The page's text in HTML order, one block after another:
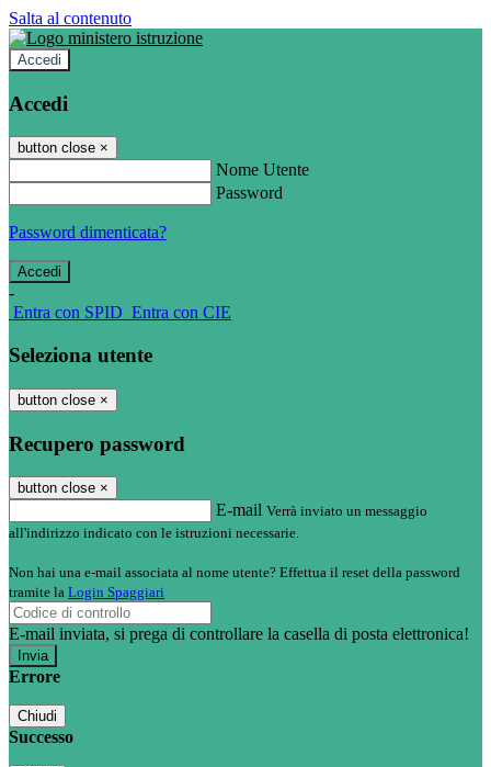
Salta al contenuto
Accedi
Accedi
button close ×
Nome Utente
Password
Password dimenticata?
-
Entra con SPID Entra con CIE
Seleziona utente
button close ×
Recupero password
button close ×
E-mail Verrà inviato un messaggio
all'indirizzo indicato con le istruzioni necessarie.
Non hai una e-mail associata al nome utente? Effettua il reset della password
tramite la Login Spaggiari
E-mail inviata, si prega di controllare la casella di posta elettronica!
Errore
Chiudi
Successo